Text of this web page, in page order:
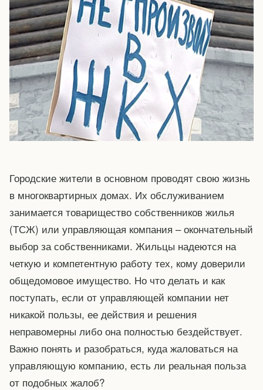
Городские жители в основном проводят свою жизнь
в многоквартирных домах. Их обслуживанием
занимается товарищество собственников жилья
(ТСЖ) или управляющая компания – окончательный
выбор за собственниками. Жильцы надеются на
четкую и компетентную работу тех, кому доверили
общедомовое имущество. Но что делать и как
поступать, если от управляющей компании нет
никакой пользы, ее действия и решения
неправомерны либо она полностью бездействует.
Важно понять и разобраться, куда жаловаться на
управляющую компанию, есть ли реальная польза
от подобных жалоб?